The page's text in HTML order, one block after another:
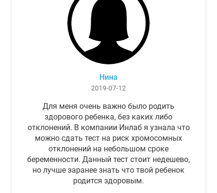
Нина
2019-07-12
Для меня очень важно было родить
здорового ребенка, без каких либо
отклонений. В компании Инлаб я узнала что
можно сдать тест на риск хромосомных
отклонений на небольшом сроке
беременности. Данный тест стоит недешево,
но лучше заранее знать что твой ребенок
родится здоровым.